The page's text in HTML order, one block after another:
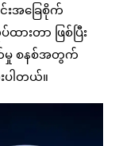
းအခြေစိုက်
ားတာ ဖြစ်ပြီး
က်မှု စနစ်အတွက်
ပါတယ်။